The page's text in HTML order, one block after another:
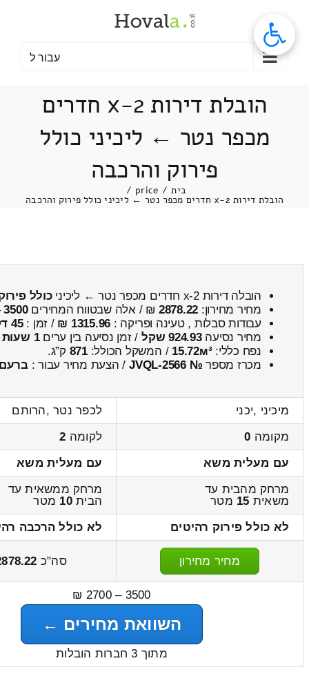
עבור ל
הובלת דירות 2-x חדרים
מכפר נטר ← ליכיני כולל
פירוק והרכבה
בית /
price
/
הובלת דירות 2-x חדרים מכפר נטר ← ליכיני כולל פירוק והרכבה
הובלה דירות 2-x חדרים מכפר נטר ← ליכיני
כולל
מחיר מחירון: 2878.22 ₪ / אלה שבטווח המחירים3500
עבודות סבלות , טעינה ופריקה : 1315.96 ₪ / זמן :45 דקות 45 שניות
מחיר נסיעה924.93 שקל / זמן נסיעה בין ערים1 שעות , 21 דקות
נפח כללי:15.72м³ / המשקל הכולל:871 ק”ג.
מכרז מספר № JVQL-2566 / הצעת מחיר עבור :
מיכיני ,יכני
לכפר נטר ,הרותם
מקומה 0 לקומה 2
עם מעלית משא
עם מעלית משא
מרחק מהבית עד
משאית 15 מטר
מרחק ממשאית עד
הבית10 מטר
לא כולל פירוק רהיטים
לא כולל הרכבה
מחיר מחירון סה"כ
3500 – 2700 ₪
השוואת מחירים ←
מתוך 3 חברות הובלות